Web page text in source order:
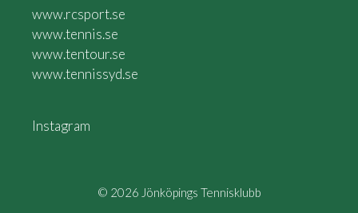
www.rcsport.se
www.tennis.se
www.tentour.se
www.tennissyd.se
Instagram
© 2026 Jönköpings Tennisklubb